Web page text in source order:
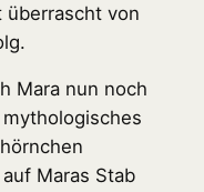
überrascht von
Mara nun noch
Maras Stab